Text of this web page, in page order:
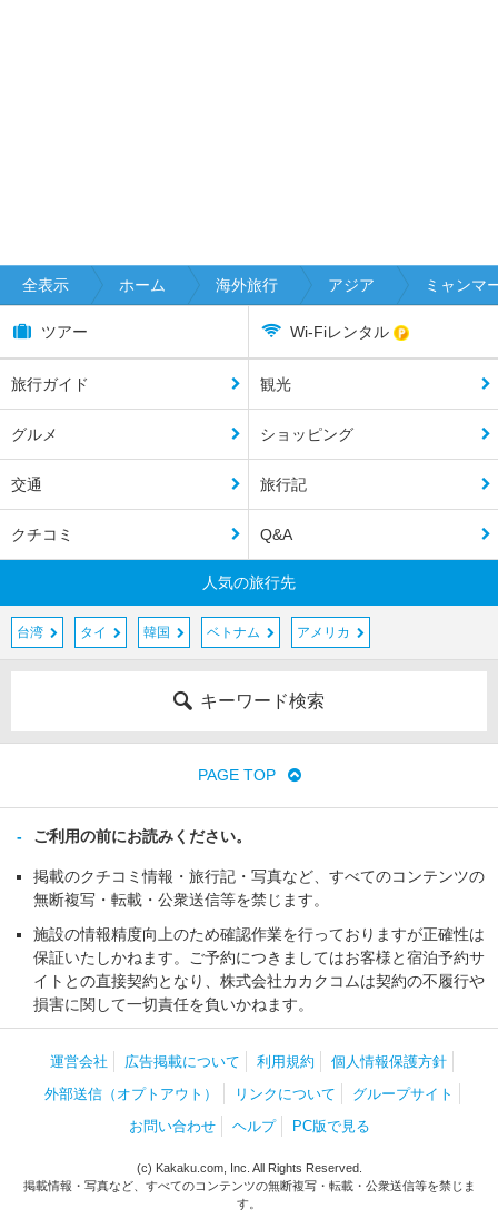
全表示 ホーム 海外旅行 アジア ミャンマ
ツアー Wi-Fiレンタル
旅行ガイド 観光
グルメ ショッピング
交通 旅行記
クチコミ Q&A
人気の旅行先
台湾 タイ 韓国 ベトナム アメリカ
キーワード検索
PAGE TOP
ご利用の前にお読みください。
掲載のクチコミ情報・旅行記・写真など、すべてのコンテンツの
無断複写・転載・公衆送信等を禁じます。
施設の情報精度向上のため確認作業を行っておりますが正確性は
保証いたしかねます。ご予約につきましてはお客様と宿泊予約サ
イトとの直接契約となり、株式会社カカクコムは契約の不履行や
損害に関して一切責任を負いかねます。
運営会社 広告掲載について 利用規約
個人情報保護方針
外部送信（オプトアウト）
リンクについて
グループサイト
お問い合わせ
ヘルプ PC版で見る
(c) Kakaku.com, Inc. All Rights Reserved.
掲載情報・写真など、すべてのコンテンツの無断複写・転載・公衆送信等を禁じま
す。